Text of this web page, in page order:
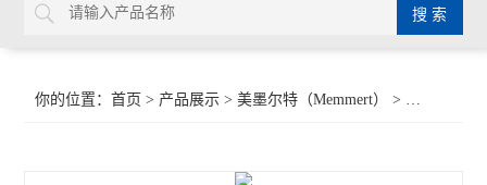
你的位置：首页 > 产品展示 >美墨尔特（Memmert） > 恒温恒湿箱